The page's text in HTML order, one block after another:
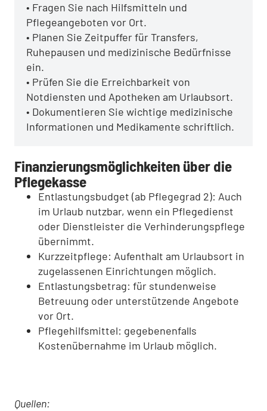
• Fragen Sie nach Hilfsmitteln und
Pflegeangeboten vor Ort.
• Planen Sie Zeitpuffer für Transfers,
Ruhepausen und medizinische Bedürfnisse
ein.
• Prüfen Sie die Erreichbarkeit von
Notdiensten und Apotheken am Urlaubsort.
• Dokumentieren Sie wichtige medizinische
Informationen und Medikamente schriftlich.
Finanzierungsmöglichkeiten über die
Pflegekasse
Entlastungsbudget (ab Pflegegrad 2): Auch
im Urlaub nutzbar, wenn ein Pflegedienst
oder Dienstleister die Verhinderungspflege
übernimmt.
Kurzzeitpflege: Aufenthalt am Urlaubsort in
zugelassenen Einrichtungen möglich.
Entlastungsbetrag: für stundenweise
Betreuung oder unterstützende Angebote
vor Ort.
Pflegehilfsmittel: gegebenenfalls
Kostenübernahme im Urlaub möglich.
Quellen: